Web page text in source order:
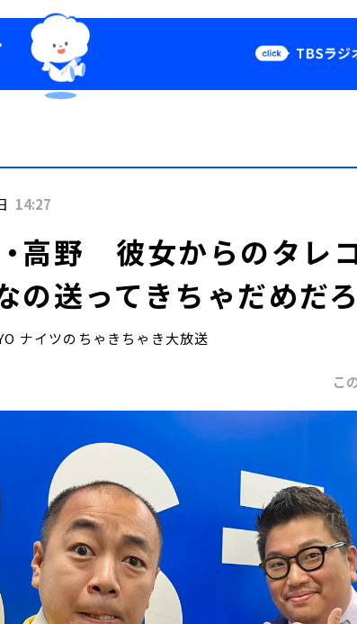
Podcast
14:27
高野 彼女からのタレ
の送ってきちゃだめだろ
ナイツのちゃきちゃき大放送
こ